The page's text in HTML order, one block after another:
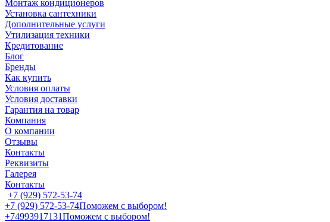
Монтаж кондиционеров
Установка сантехники
Дополнительные услуги
Утилизация техники
Кредитование
Блог
Бренды
Как купить
Условия оплаты
Условия доставки
Гарантия на товар
Компания
О компании
Отзывы
Контакты
Реквизиты
Галерея
Контакты
+7 (929) 572-53-74
+7 (929) 572-53-74Поможем с выбором!
+74993917131Поможем с выбором!